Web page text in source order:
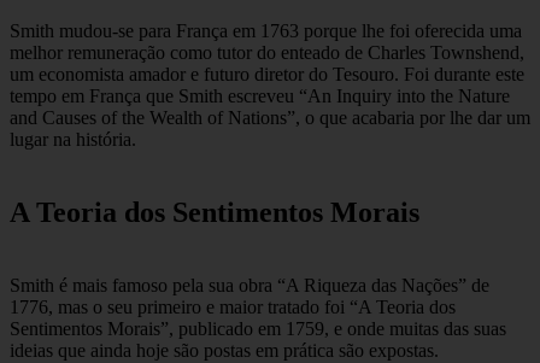
Smith mudou-se para França em 1763 porque lhe foi oferecida uma
melhor remuneração como tutor do enteado de Charles Townshend,
um economista amador e futuro diretor do Tesouro. Foi durante este
tempo em França que Smith escreveu “An Inquiry into the Nature
and Causes of the Wealth of Nations”, o que acabaria por lhe dar um
lugar na história.
A Teoria dos Sentimentos Morais
Smith é mais famoso pela sua obra “A Riqueza das Nações” de
1776, mas o seu primeiro e maior tratado foi “A Teoria dos
Sentimentos Morais”, publicado em 1759, e onde muitas das suas
ideias que ainda hoje são postas em prática são expostas.